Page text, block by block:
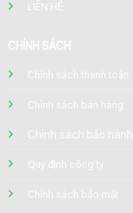
LIÊN HỆ
CHÍNH SÁCH
Chính sách thanh toán
Chính sách bán hàng
Chính sách bảo hành
Quy định công ty
Chính sách bảo mật